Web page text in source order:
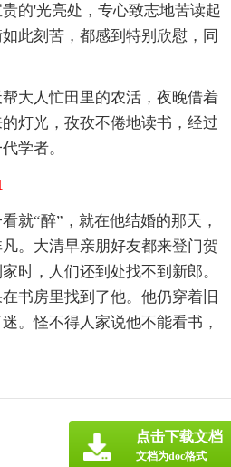
的'光亮处，专心致志地苦读起
此刻苦，都感到特别欣慰，同
大人忙田里的农活，夜晚借着
灯光，孜孜不倦地读书，经过
学者。
就“醉”，就在他结婚的那天，
。大清早亲朋好友都来登门贺
时，人们还到处找不到新郎。
书房里找到了他。他仍穿着旧
。怪不得人家说他不能看书，
点击下载文档
文档为doc格式